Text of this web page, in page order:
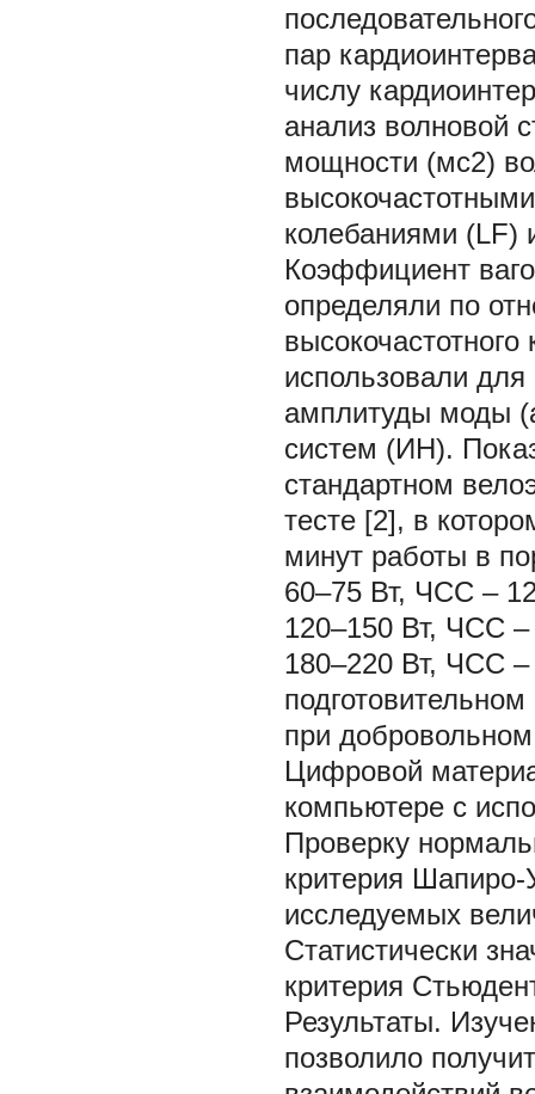
пар
числу
анализ волновой
мощности (мс2)
колебаниями (LF)
Коэффициент
определяли по
использовали
амплитуды моды
систем (ИН).
стандартном
тесте [2], в
минут работы в
60–75 Вт, ЧСС –
120–150 Вт, ЧСС
180–220 Вт, ЧСС
при
Цифровой
компьютере с
Проверку
критерия
исследуемых
Статистически
критерия
Результаты.
позволило